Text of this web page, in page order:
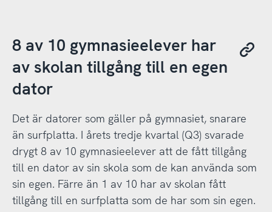
8 av 10 gymnasieelever har
av skolan tillgång till en egen
dator
Det är datorer som gäller på gymnasiet, snarare
än surfplatta. I årets tredje kvartal (Q3) svarade
drygt 8 av 10 gymnasieelever att de fått tillgång
till en dator av sin skola som de kan använda som
sin egen. Färre än 1 av 10 har av skolan fått
tillgång till en surfplatta som de har som sin egen.